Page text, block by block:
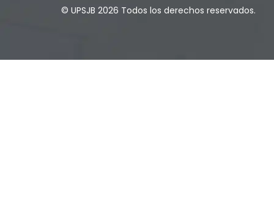
Sede Lima (5)
© UPSJB 2026 Todos los derechos reservados.